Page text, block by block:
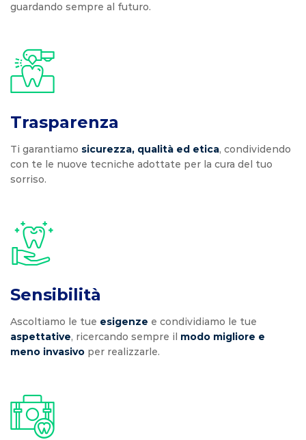
guardando sempre al futuro.
Trasparenza
Ti garantiamo sicurezza, qualità ed etica, condividendo
con te le nuove tecniche adottate per la cura del tuo
sorriso.
Sensibilità
Ascoltiamo le tue esigenze e condividiamo le tue
aspettative, ricercando sempre il modo migliore e
meno invasivo per realizzarle.